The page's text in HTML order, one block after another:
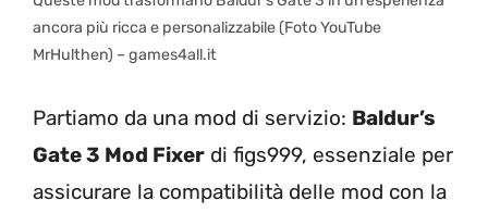
ancora più ricca e personalizzabile (Foto YouTube
MrHulthen) – games4all.it
Partiamo da una mod di servizio: Baldur’s
Gate 3 Mod Fixer di figs999, essenziale per
assicurare la compatibilità delle mod con la